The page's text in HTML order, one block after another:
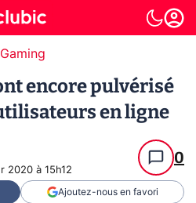
Gaming
encore pulvérisé
en ligne
2020 à 15h12
0
Ajoutez-nous en favori